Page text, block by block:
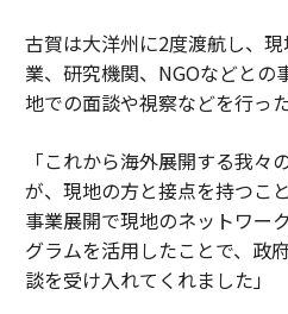
古賀は大洋州に2度渡航し、
業、研究機関、NGOなどとの
地での面談や視察などを行った
「これから海外展開する我々
が、現地の方と接点を持つこ
事業展開で現地のネットワー
グラムを活用したことで、政
談を受け入れてくれました」